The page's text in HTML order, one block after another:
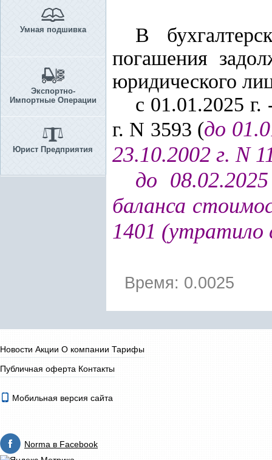
Умная подшивка
Экспортно-
Импортные Операции
Юрист Предприятия
В
погашения
юридического
с 01.01.2025
г. N 3593 (до
23.10.2002 г. N
до
баланса
1401 (утратило
Время: 0.0025
Новости Акции О компании Тарифы
Публичная оферта Контакты
Мобильная версия сайта
Norma в Facebook